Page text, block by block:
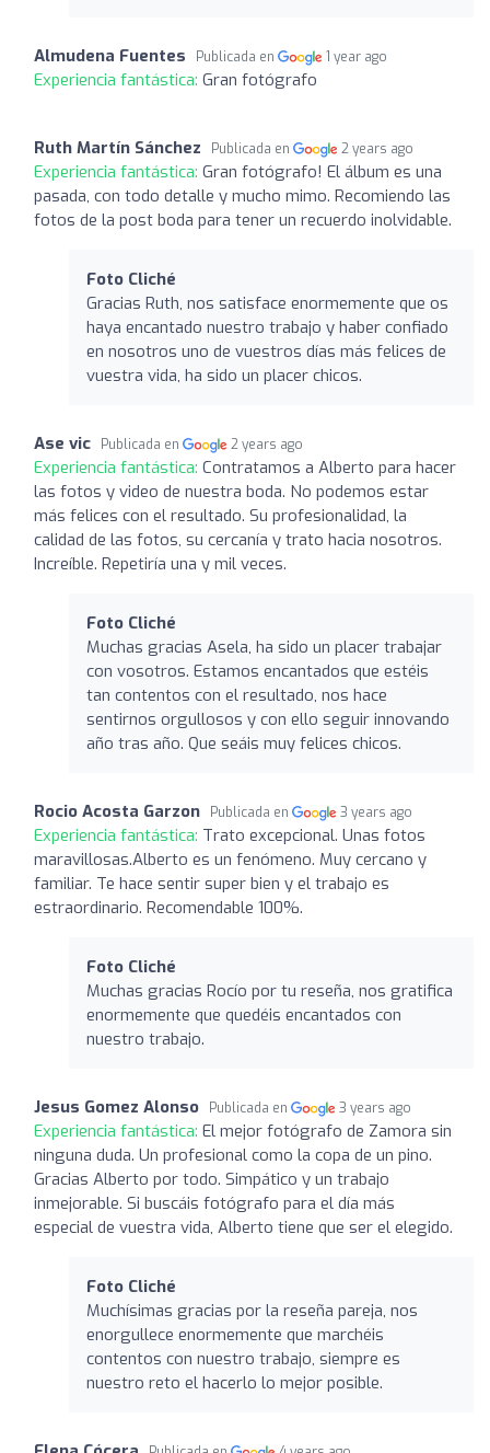
Almudena Fuentes Publicada en 1 year ago
Experiencia fantástica: Gran fotógrafo
Ruth Martín Sánchez Publicada en 2 years ago
Experiencia fantástica: Gran fotógrafo! El álbum es una
pasada, con todo detalle y mucho mimo. Recomiendo las
fotos de la post boda para tener un recuerdo inolvidable.
Foto Cliché
Gracias Ruth, nos satisface enormemente que os
haya encantado nuestro trabajo y haber confiado
en nosotros uno de vuestros días más felices de
vuestra vida, ha sido un placer chicos.
Ase vic Publicada en 2 years ago
Experiencia fantástica: Contratamos a Alberto para hacer
las fotos y video de nuestra boda. No podemos estar
más felices con el resultado. Su profesionalidad, la
calidad de las fotos, su cercanía y trato hacia nosotros.
Increíble. Repetiría una y mil veces.
Foto Cliché
Muchas gracias Asela, ha sido un placer trabajar
con vosotros. Estamos encantados que estéis
tan contentos con el resultado, nos hace
sentirnos orgullosos y con ello seguir innovando
año tras año. Que seáis muy felices chicos.
Rocio Acosta Garzon Publicada en 3 years ago
Experiencia fantástica: Trato excepcional. Unas fotos
maravillosas.Alberto es un fenómeno. Muy cercano y
familiar. Te hace sentir super bien y el trabajo es
estraordinario. Recomendable 100%.
Foto Cliché
Muchas gracias Rocío por tu reseña, nos gratifica
enormemente que quedéis encantados con
nuestro trabajo.
Jesus Gomez Alonso Publicada en 3 years ago
Experiencia fantástica: El mejor fotógrafo de Zamora sin
ninguna duda. Un profesional como la copa de un pino.
Gracias Alberto por todo. Simpático y un trabajo
inmejorable. Si buscáis fotógrafo para el día más
especial de vuestra vida, Alberto tiene que ser el elegido.
Foto Cliché
Muchísimas gracias por la reseña pareja, nos
enorgullece enormemente que marchéis
contentos con nuestro trabajo, siempre es
nuestro reto el hacerlo lo mejor posible.